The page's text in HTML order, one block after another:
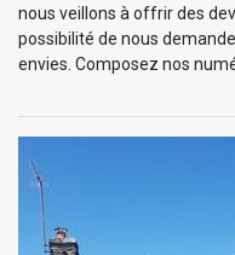
nous veillons à offrir des
possibilité de nous
envies. Composez nos